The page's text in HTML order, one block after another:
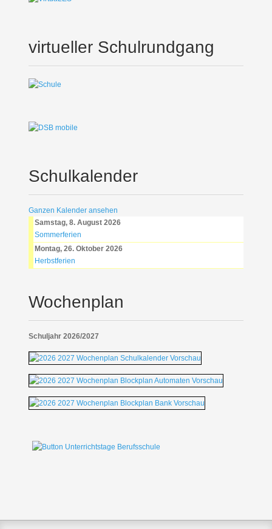
virtueller Schulrundgang
Schulkalender
Ganzen Kalender ansehen
Samstag, 8. August 2026
Sommerferien
Montag, 26. Oktober 2026
Herbstferien
Wochenplan
Schuljahr 2026/2027